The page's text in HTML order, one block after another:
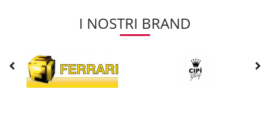
I NOSTRI BRAND